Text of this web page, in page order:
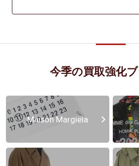
今季の買取強化
Maison Margiela